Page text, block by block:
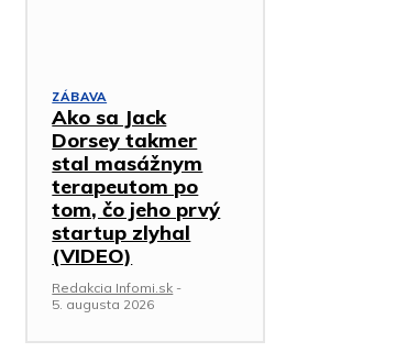
ZÁBAVA
Ako sa Jack
Dorsey takmer
stal masážnym
terapeutom po
tom, čo jeho prvý
startup zlyhal
(VIDEO)
Redakcia Infomi.sk -
5. augusta 2026